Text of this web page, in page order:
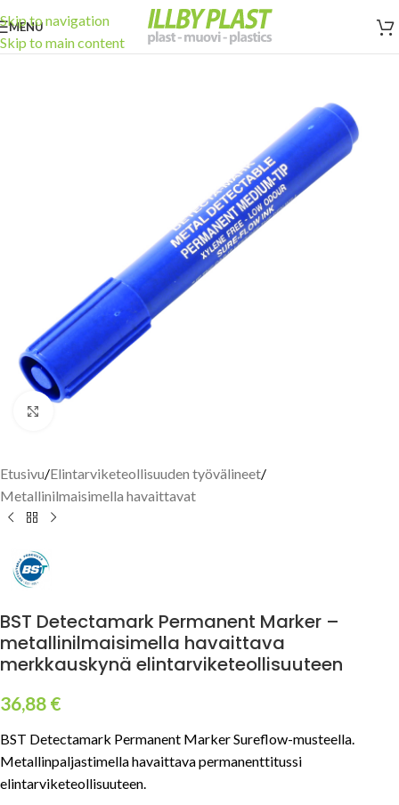
Skip to navigation
Skip to main content
MENU
Etusivu/Elintarviketeollisuuden työvälineet/
Metallinilmaisimella havaittavat
BST Detectamark Permanent Marker –
metallinilmaisimella havaittava
merkkauskynä elintarviketeollisuuteen
36,88 €
BST Detectamark Permanent Marker Sureflow-musteella.
Metallinpaljastimella havaittava permanenttitussi
elintarviketeollisuuteen.